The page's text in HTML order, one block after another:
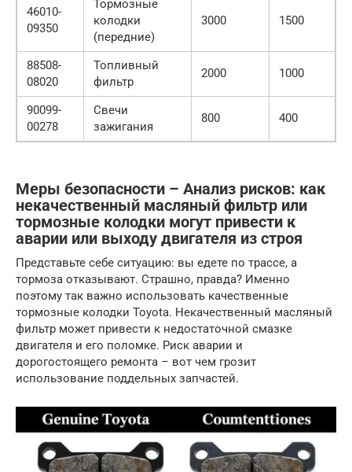
46010-
09350
Тормозные
колодки
(передние)
3000 1500
88508-
08020
Топливный
фильтр
2000 1000
90099-
00278
Свечи
зажигания
800 400
Меры безопасности – Анализ рисков: как
некачественный масляный фильтр или
тормозные колодки могут привести к
аварии или выходу двигателя из строя
Представьте себе ситуацию: вы едете по трассе, а
тормоза отказывают. Страшно, правда? Именно
поэтому так важно использовать качественные
тормозные колодки Toyota. Некачественный масляный
фильтр может привести к недостаточной смазке
двигателя и его поломке. Риск аварии и
дорогостоящего ремонта – вот чем грозит
использование поддельных запчастей.